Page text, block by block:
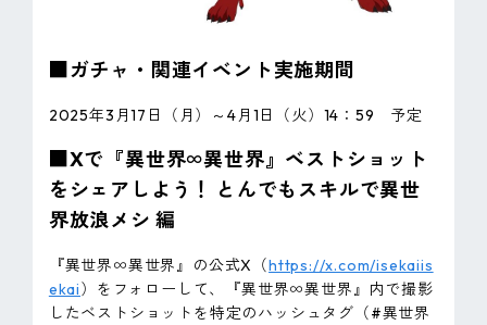
■ガチャ・関連イベント実施期間
2025年3月17日（月）～4月1日（火）14：59 予定
■Xで『異世界∞異世界』ベストショット
をシェアしよう！ とんでもスキルで異世
界放浪メシ 編
『異世界∞異世界』の公式X（https://x.com/isekaiis
ekai）をフォローして、『異世界∞異世界』内で撮影
したベストショットを特定のハッシュタグ（#異世界